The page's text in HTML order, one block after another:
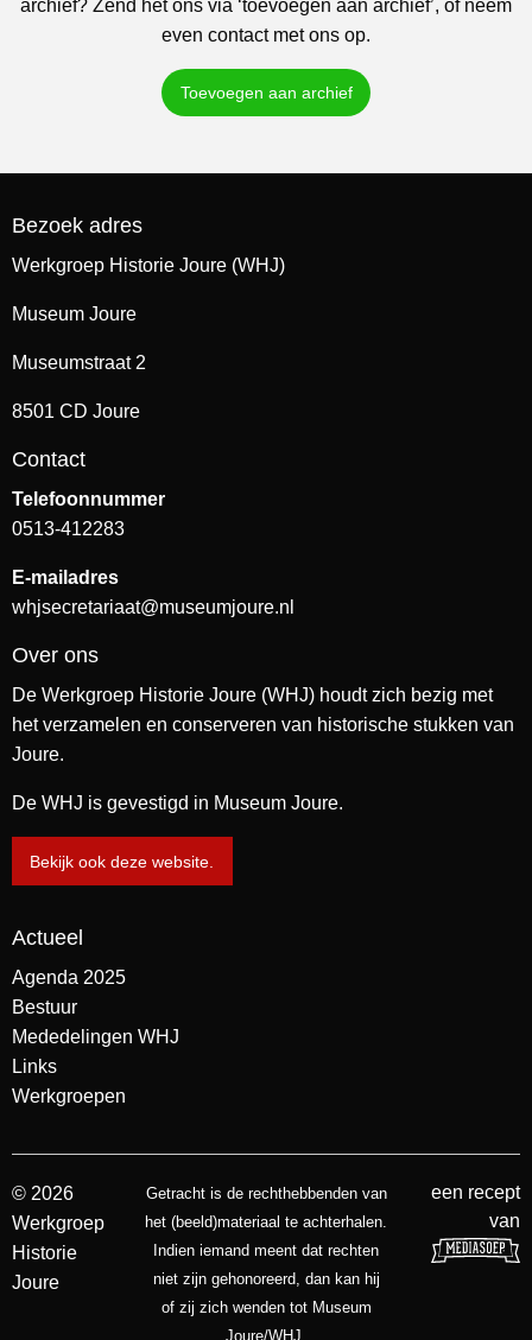
archief? Zend het ons via ‘toevoegen aan archief’, of neem
even contact met ons op.
Toevoegen aan archief
Bezoek adres
Werkgroep Historie Joure (WHJ)
Museum Joure
Museumstraat 2
8501 CD Joure
Contact
Telefoonnummer
0513-412283
E-mailadres
whjsecretariaat@museumjoure.nl
Over ons
De Werkgroep Historie Joure (WHJ) houdt zich bezig met
het verzamelen en conserveren van historische stukken van
Joure.
De WHJ is gevestigd in Museum Joure.
Bekijk ook deze website.
Actueel
Agenda 2025
Bestuur
Mededelingen WHJ
Links
Werkgroepen
© 2026
Werkgroep
Historie
Joure
Getracht is de rechthebbenden van
het (beeld)materiaal te achterhalen.
Indien iemand meent dat rechten
niet zijn gehonoreerd, dan kan hij
of zij zich wenden tot Museum
Joure/WHJ.
een recept
van